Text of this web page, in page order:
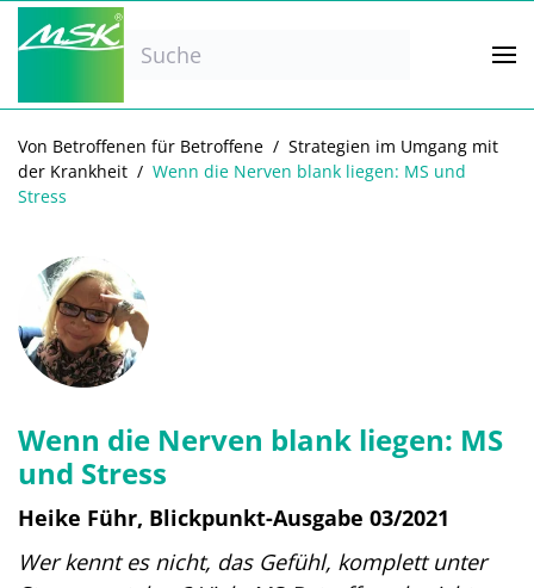
Zum Hauptinhalt springen
Von Betroffenen für Betroffene
Strategien im Umgang mit
der Krankheit
Wenn die Nerven blank liegen: MS und
Stress
Wenn die Nerven blank liegen: MS
und Stress
Heike Führ, Blickpunkt-Ausgabe 03/2021
Wer kennt es nicht, das Gefühl, komplett unter